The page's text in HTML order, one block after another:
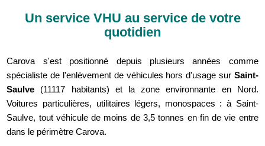
Un service VHU au service de votre
quotidien
Carova s'est positionné depuis plusieurs années comme
spécialiste de l'enlèvement de véhicules hors d'usage sur Saint-
Saulve (11117 habitants) et la zone environnante en Nord.
Voitures particulières, utilitaires légers, monospaces : à Saint-
Saulve, tout véhicule de moins de 3,5 tonnes en fin de vie entre
dans le périmètre Carova.